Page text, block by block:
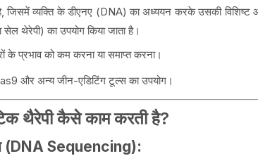
है, जिसमें व्यक्ति के डीएनए (DNA) का अध्ययन करके उसकी
थेरेपी) का उपयोग किया जाता है।
के प्रभाव को कम करना या समाप्त करना।
और अन्य जीन-एडिटिंग टूल्स का उपयोग।
थैरेपी कैसे काम करती है?
(DNA Sequencing):